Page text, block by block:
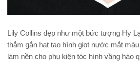
Lily Collins đẹp như một bức tượng Hy
thẳm gắn hạt tạo hình giọt nước mắt
làm nền cho phụ kiện tóc hình vầng hào